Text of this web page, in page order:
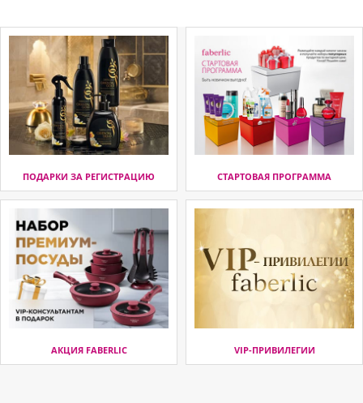
ПОДАРКИ ЗА РЕГИСТРАЦИЮ СТАРТОВАЯ ПРОГРАММА
АКЦИЯ FABERLIC VIP-ПРИВИЛЕГИИ